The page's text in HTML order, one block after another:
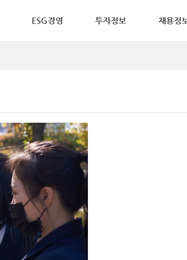
ESG경영 투자정보 채용정